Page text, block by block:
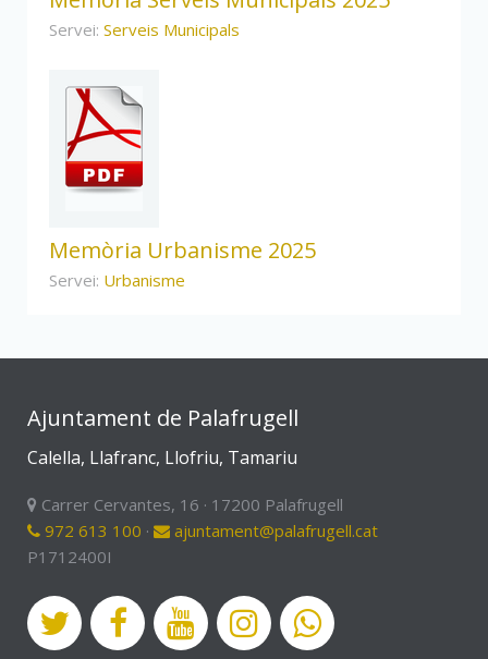
Servei: Serveis Municipals
Memòria Urbanisme 2025
Servei: Urbanisme
Ajuntament de Palafrugell
Calella, Llafranc, Llofriu, Tamariu
Carrer Cervantes, 16 · 17200 Palafrugell
972 613 100 ·
ajuntament@palafrugell.cat
P1712400I